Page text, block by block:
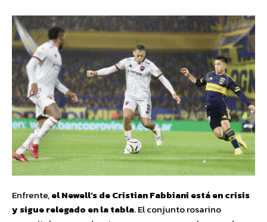
Enfrente,el Newell’s de Cristian Fabbiani está en crisis
y sigue relegado en la tabla. El conjunto rosarino